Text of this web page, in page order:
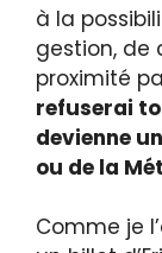
à la
gestion, de
proximité
refuserai
devienne
ou de la
Comme je